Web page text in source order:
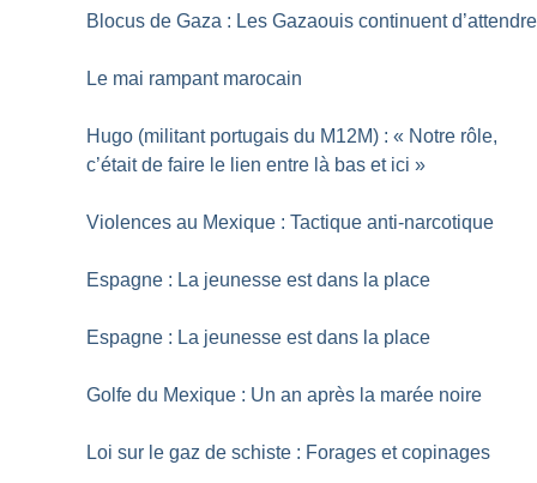
Blocus de Gaza : Les Gazaouis continuent d’attendre
Le mai rampant marocain
Hugo (militant portugais du M12M) : « Notre rôle,
c’était de faire le lien entre là bas et ici »
Violences au Mexique : Tactique anti-narcotique
Espagne : La jeunesse est dans la place
Espagne : La jeunesse est dans la place
Golfe du Mexique : Un an après la marée noire
Loi sur le gaz de schiste : Forages et copinages